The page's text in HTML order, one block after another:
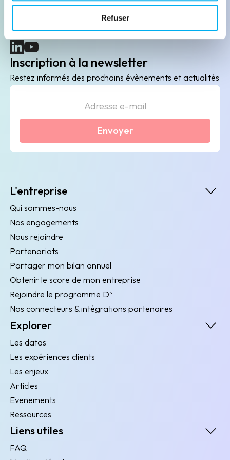
Refuser
B2B de data marketing, gestion des risques
client/fournisseur et conformité.
(nouvelle fenêtre)
(nouvelle fenêtre)
Inscription à la newsletter
Restez informés des prochains évènements et actualités
Envoyer
L'entreprise
Qui sommes-nous
Nos engagements
Nous rejoindre
Partenariats
Partager mon bilan annuel
Obtenir le score de mon entreprise
Rejoindre le programme D³
Nos connecteurs & intégrations partenaires
Explorer
Les datas
Les expériences clients
Les enjeux
Articles
Evenements
Ressources
Liens utiles
FAQ